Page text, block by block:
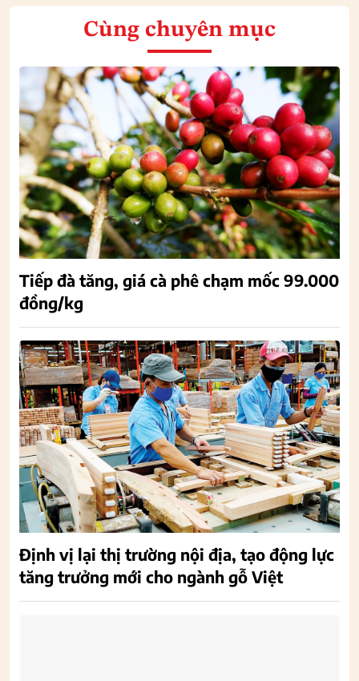
Cùng chuyên mục
Tiếp đà tăng, giá cà phê chạm mốc 99.000
đồng/kg
Định vị lại thị trường nội địa, tạo động lực
tăng trưởng mới cho ngành gỗ Việt